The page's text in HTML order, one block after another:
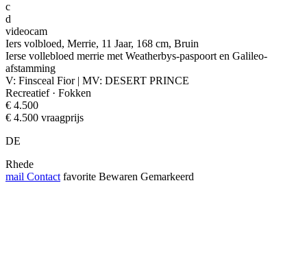
c
d
videocam
Iers volbloed, Merrie, 11 Jaar, 168 cm, Bruin
Ierse vollebloed merrie met Weatherbys-paspoort en Galileo-
afstamming
V: Finsceal Fior | MV: DESERT PRINCE
Recreatief · Fokken
€ 4.500
€ 4.500 vraagprijs
DE
Rhede
mail Contact favorite Bewaren Gemarkeerd